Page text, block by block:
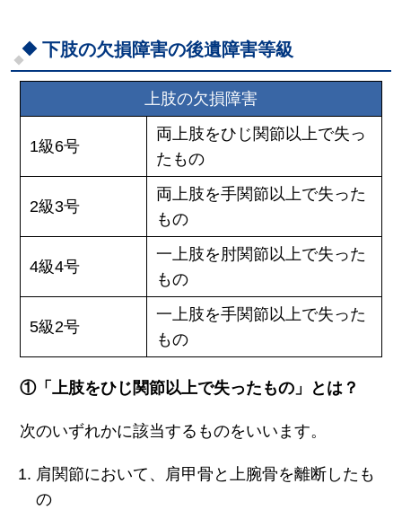
下肢の欠損障害の後遺障害等級
上肢の欠損障害
1級6号
両上肢をひじ関節以上で失っ
たもの
2級3号
両上肢を手関節以上で失った
もの
4級4号
一上肢を肘関節以上で失った
もの
5級2号
一上肢を手関節以上で失った
もの
①「上肢をひじ関節以上で失ったもの」とは？
次のいずれかに該当するものをいいます。
肩関節において、肩甲骨と上腕骨を離断したも
の